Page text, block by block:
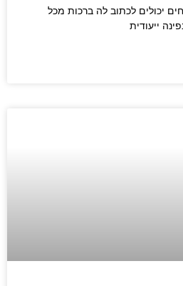
יכולים לכתוב לה ברכות מכל
ייעודית